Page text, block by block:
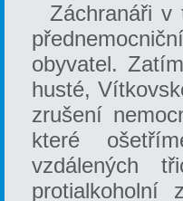
Záchranáři
obyvatel.
husté,
zrušení
které
vzdálených
protialkoholní